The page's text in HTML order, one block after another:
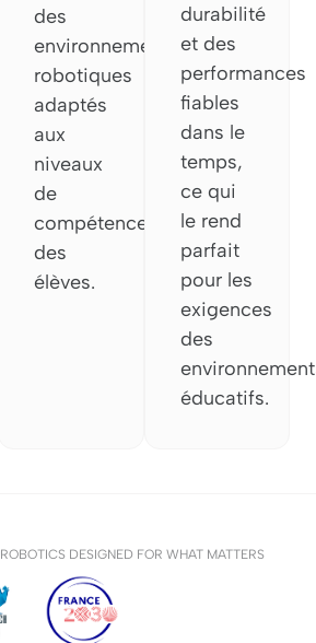
des
environnements
robotiques
adaptés
aux
niveaux
de
compétence
des
élèves.
durabilité
et des
performances
fiables
dans le
temps,
ce qui
le rend
parfait
pour les
exigences
des
éducatifs.
ROBOTICS DESIGNED FOR WHAT MATTERS